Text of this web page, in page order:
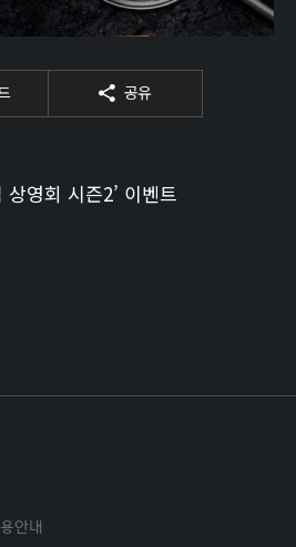
공유
영회 시즌2’ 이벤트
안내